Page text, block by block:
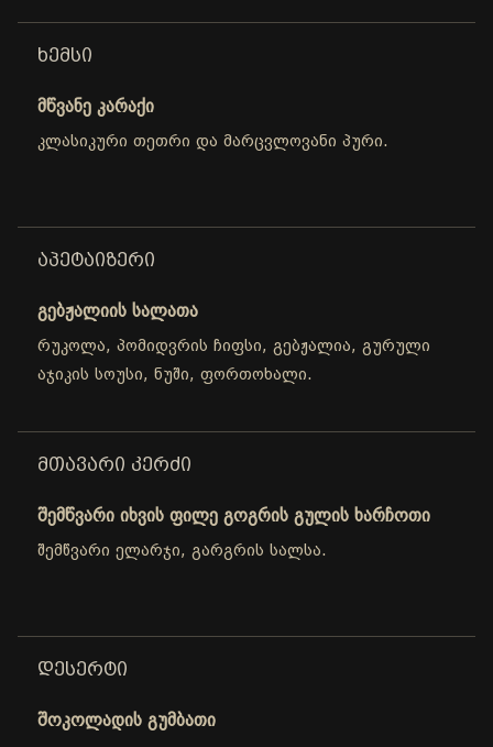
ᲮᲔᲛᲡᲘ
მწვანე კარაქი
კლასიკური თეთრი და მარცვლოვანი პური.
ᲐᲞᲔᲢᲐᲘᲖᲔᲠᲘ
გებჟალიის სალათა
რუკოლა, პომიდვრის ჩიფსი, გებჟალია, გურული
აჯიკის სოუსი, ნუში, ფორთოხალი.
ᲛᲗᲐᲕᲐᲠᲘ ᲙᲔᲠᲫᲘ
შემწვარი იხვის ფილე გოგრის გულის ხარჩოთი
შემწვარი ელარჯი, გარგრის სალსა.
ᲓᲔᲡᲔᲠᲢᲘ
შოკოლადის გუმბათი